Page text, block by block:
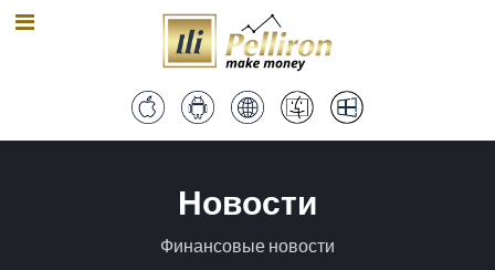
Новости
Финансовые новости